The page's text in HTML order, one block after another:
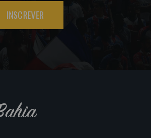
INSCREVER